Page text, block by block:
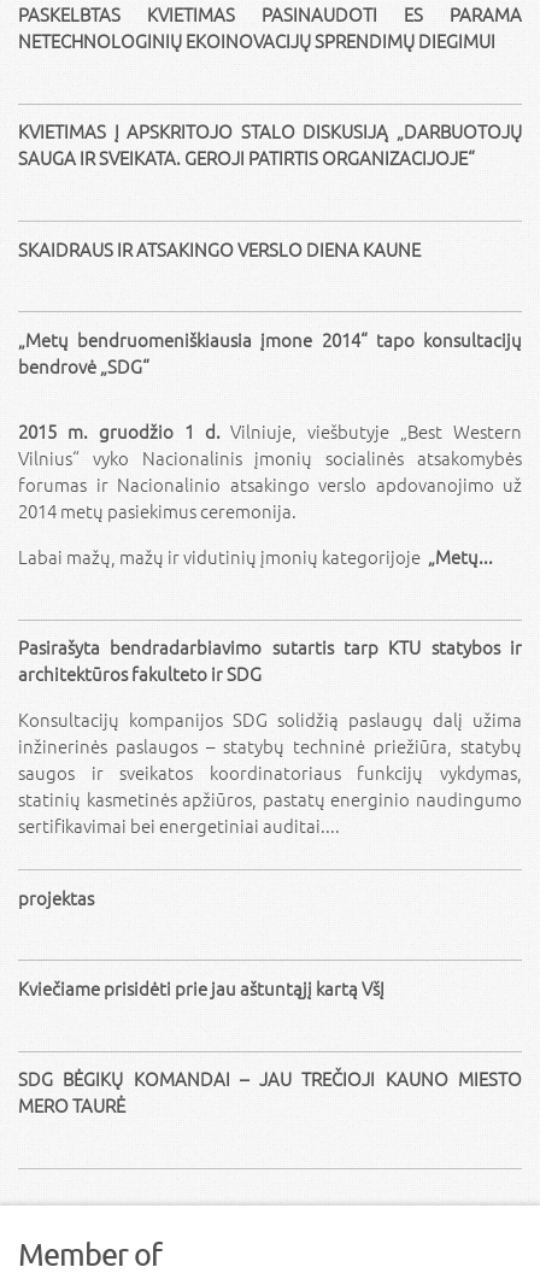
PASKELBTAS KVIETIMAS PASINAUDOTI ES PARAMA
NETECHNOLOGINIŲ EKOINOVACIJŲ SPRENDIMŲ DIEGIMUI
KVIETIMAS Į APSKRITOJO STALO DISKUSIJĄ „DARBUOTOJŲ
SAUGA IR SVEIKATA. GEROJI PATIRTIS ORGANIZACIJOJE“
SKAIDRAUS IR ATSAKINGO VERSLO DIENA KAUNE
„Metų bendruomeniškiausia įmone 2014“ tapo konsultacijų
bendrovė „SDG“
2015 m. gruodžio 1 d.Vilniuje, viešbutyje „Best Western
Vilnius“ vyko Nacionalinis įmonių socialinės atsakomybės
forumas ir Nacionalinio atsakingo verslo apdovanojimo už
2014 metų pasiekimus ceremonija.
Labai mažų, mažų ir vidutinių įmonių kategorijoje „Metų...
Pasirašyta bendradarbiavimo sutartis tarp KTU statybos ir
architektūros fakulteto ir SDG
Konsultacijų kompanijos SDG solidžią paslaugų dalį užima
inžinerinės paslaugos – statybų techninė priežiūra, statybų
saugos ir sveikatos koordinatoriaus funkcijų vykdymas,
statinių kasmetinės apžiūros, pastatų energinio naudingumo
sertifikavimai bei energetiniai auditai....
projektas
Kviečiame prisidėti prie jau aštuntąjį kartą VšĮ
SDG BĖGIKŲ KOMANDAI – JAU TREČIOJI KAUNO MIESTO
MERO TAURĖ
Member of